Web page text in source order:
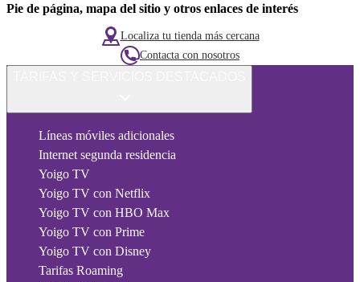
Pie de página, mapa del sitio y otros enlaces de interés
Localiza tu tienda más cercana
Contacta con nosotros
Líneas móviles adicionales
Internet segunda residencia
Yoigo TV
Yoigo TV con Netflix
Yoigo TV con HBO Max
Yoigo TV con Prime
Yoigo TV con Disney
Tarifas Roaming